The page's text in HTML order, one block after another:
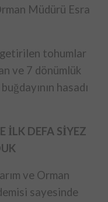
Müdürü Esra
tohumlar
ve 7 dönümlük
hasadı
İLK DEFA SİYEZ
ve Orman
sayesinde